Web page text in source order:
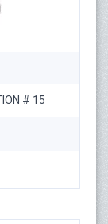
# 15